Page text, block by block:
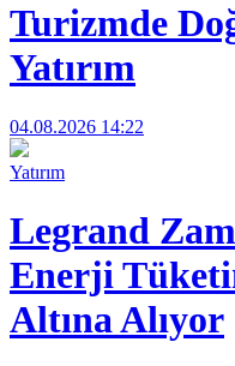
Turizmde
Yatırım
04.08.2026 14:22
Yatırım
Legrand
Enerji
Altına Alıyor